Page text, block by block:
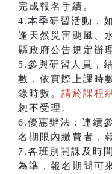
完成報名手續。
4.本季研習活動，
逢天然災害颱風、
縣政府公告規定辦
5.參與研習人員，
數，依實際上課時
錄時數。 請於課程
恕不受理。
6.優惠辦法：連續
名期限內繳費者，
7.各班別開課及時
為準，報名期間可